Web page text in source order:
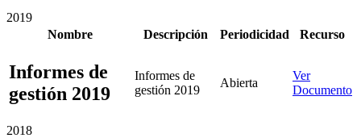
2019
Nombre
Descripción Periodicidad Recurso
Informes de
gestión 2019
Informes de
gestión 2019
Abierta
Ver
Documento
2018